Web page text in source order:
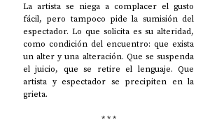
La artista se niega a complacer el gusto
fácil, pero tampoco pide la sumisión del
espectador. Lo que solicita es su alteridad,
como condición del encuentro: que exista
un alter y una alteración. Que se suspenda
el juicio, que se retire el lenguaje. Que
artista y espectador se precipiten en la
grieta.
* * *